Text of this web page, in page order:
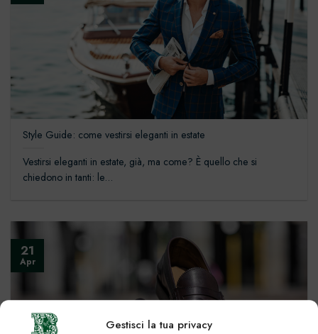
Gestisci la tua privacy
Style Guide: come vestirsi eleganti in estate
Vestirsi eleganti in estate, già, ma come? È quello che si
chiedono in tanti: le...
21
Apr